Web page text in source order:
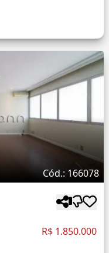
Cód.: 166078
R$ 1.850.000